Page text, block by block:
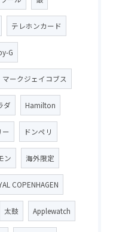
テレホンカード
G
マークジェイコブス
ダ Hamilton
ー ドンペリ
ン 海外限定
COPENHAGEN
太鼓 Applewatch